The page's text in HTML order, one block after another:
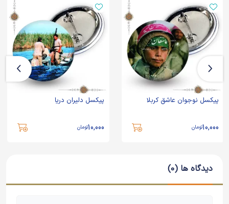
پیکسل نوجوان عاشق کربلا
10,000تومان
پیکسل دلیران دریا
10,000تومان
دیدگاه ها (0)